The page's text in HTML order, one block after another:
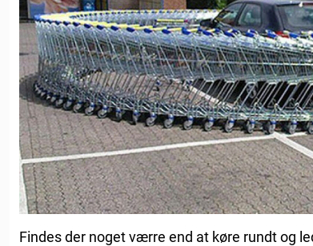
Findes der noget værre end at køre rundt og